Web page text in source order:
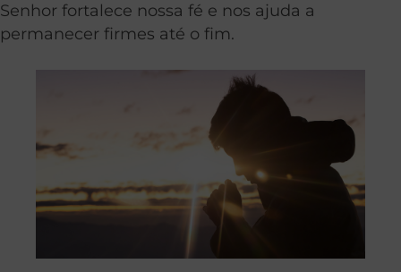
Senhor fortalece nossa fé e nos ajuda a
permanecer firmes até o fim.